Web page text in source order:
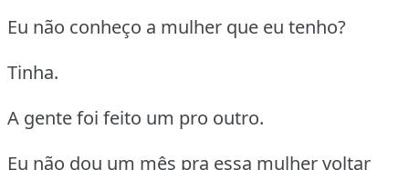
Eu não conheço a mulher que eu tenho?
Tinha.
A gente foi feito um pro outro.
Eu não dou um mês pra essa mulher voltar